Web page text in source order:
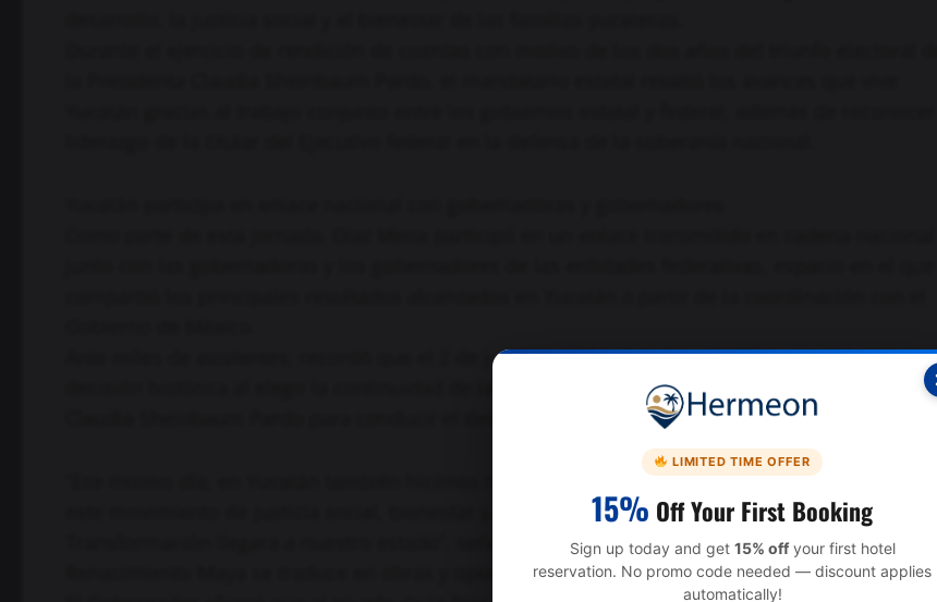
Ante miles de asistentes, recordó que el 2 de junio de 2024 el pueblo de México tomó una
decisión histórica al elegir la continuidad de la Cuarta Transformación y otorgar su confianza a
“Ese mismo día, en Yucatán también hicimos historia. Las y los yucatecos decidieron sumarse a
este movimiento de justicia social, bienestar y esperanza, haciendo posible que la
Renacimiento Maya se traduce en obras y oportunidades
LIMITED TIME OFFER
15% Off Your First Booking
Sign up today and get 15% offyour first hotel
reservation. No promo code needed — discount applies
automatically!